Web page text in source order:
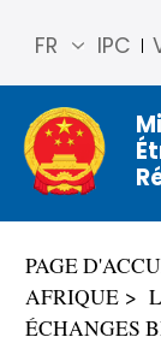
IPC
FR
简体
中文
Engli
sh
Русс
Espa
ñol
PAGE
AFRIQUE
ÉCHANGES